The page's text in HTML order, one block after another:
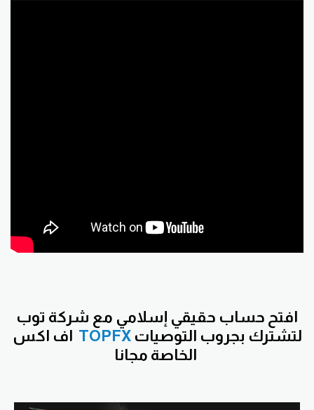
افتح حساب حقيقي إسلامي مع شركة توب
TOPFXلتشترك بجروب التوصيات